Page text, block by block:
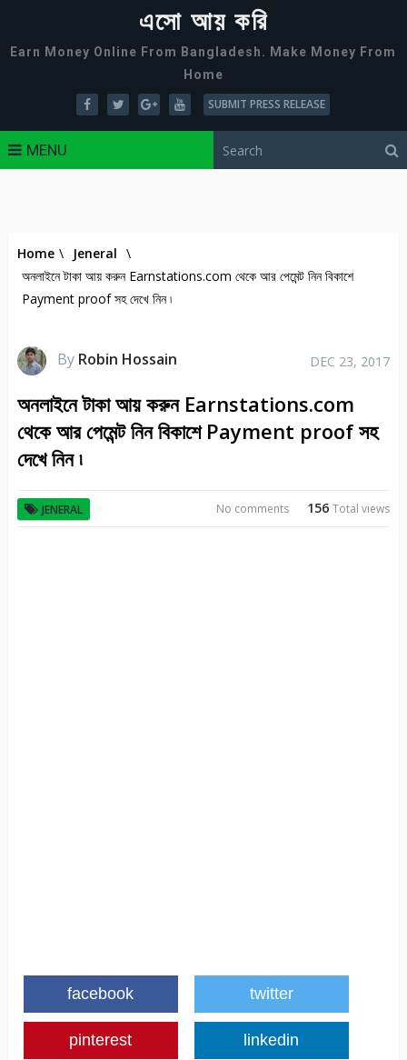
এসো আয় করি
Earn Money Online From Bangladesh. Make Money From
Home
SUBMIT PRESS RELEASE
MENU
Home \ Jeneral \
অনলাইনে টাকা আয় করুন Earnstations.com থেকে আর পেমেন্ট নিন বিকাশে
Payment proof সহ দেখে নিন ৷
By Robin Hossain DEC 23, 2017
অনলাইনে টাকা আয় করুন Earnstations.com
থেকে আর পেমেন্ট নিন বিকাশে Payment proof সহ
দেখে নিন ৷
JENERAL 156Total views
No comments
facebook twitter
pinterest linkedin